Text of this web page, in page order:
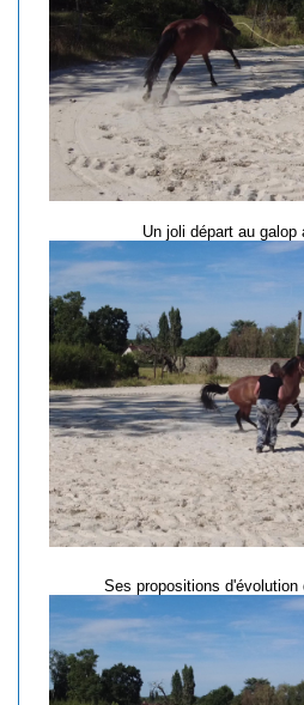
Un joli départ au galop
Ses propositions d'évolution